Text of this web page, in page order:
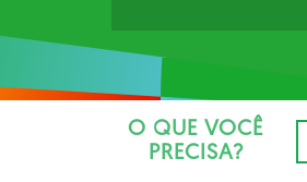
O QUE VOCÊ
PRECISA?